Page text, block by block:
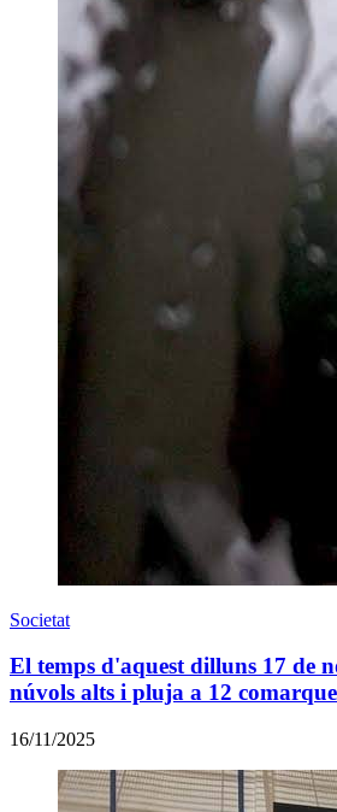
Societat
El temps d'aquest dilluns 17 de
núvols alts i pluja a 12
16/11/2025